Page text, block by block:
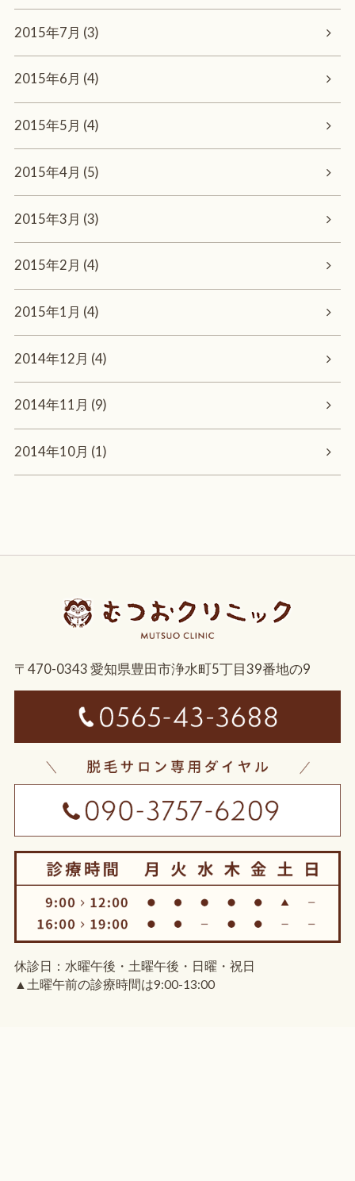
2015年7月 (3)
2015年6月 (4)
2015年5月 (4)
2015年4月 (5)
2015年3月 (3)
2015年2月 (4)
2015年1月 (4)
2014年12月 (4)
2014年11月 (9)
2014年10月 (1)
〒470-0343 愛知県豊田市浄水町5丁目39番地の9
休診日：水曜午後・土曜午後・日曜・祝日
▲土曜午前の診療時間は9:00-13:00